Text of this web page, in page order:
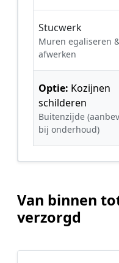
Stucwerk
Muren egaliseren
afwerken
Optie: Kozijnen
schilderen
Buitenzijde
bij onderhoud)
Van binnen
verzorgd